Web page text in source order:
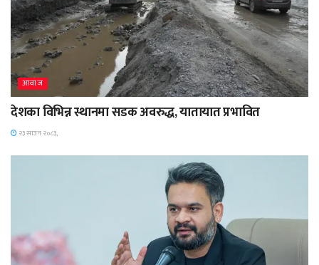
आवाज
देशका विभिन्न स्थानमा सडक अवरुद्ध, यातायात प्रभावित
२३ साउन २०८३,